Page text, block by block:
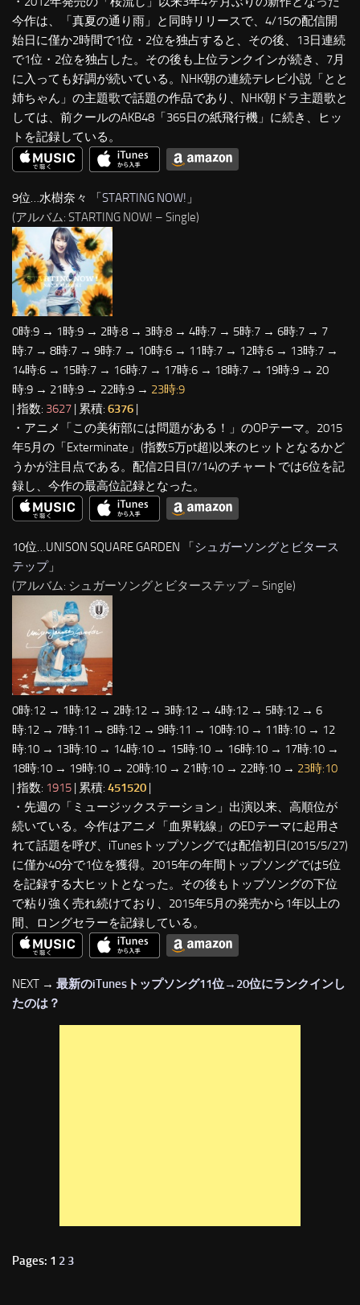
今作は、「真夏の通り雨」と同時リリースで、4/15の配信開
始日に僅か2時間で1位・2位を独占すると、その後、13日連続
で1位・2位を独占した。その後も上位ランクインが続き、7月
に入っても好調が続いている。NHK朝の連続テレビ小説「とと
姉ちゃん」の主題歌で話題の作品であり、NHK朝ドラ主題歌と
しては、前クールのAKB48「365日の紙飛行機」に続き、ヒッ
トを記録している。
9位…水樹奈々 「STARTING NOW! 」
(アルバム: STARTING NOW! – Single)
0時:9 → 1時:9 → 2時:8 → 3時:8 → 4時:7 → 5時:7 → 6時:7 → 7
時:7 → 8時:7 → 9時:7 → 10時:6 → 11時:7 → 12時:6 → 13時:7 →
14時:6 → 15時:7 → 16時:7 → 17時:6 → 18時:7 → 19時:9 → 20
時:9 → 21時:9 → 22時:9 → 23時:9
| 指数: 3627 | 累積: 6376 |
・アニメ「この美術部には問題がある！」のOPテーマ。2015
年5月の「Exterminate」(指数5万pt超)以来のヒットとなるかど
うかが注目点である。配信2日目(7/14)のチャートでは6位を記
録し、今作の最高位記録となった。
10位…UNISON SQUARE GARDEN 「シュガーソングとビタース
テップ」
(アルバム: シュガーソングとビターステップ – Single)
0時:12 → 1時:12 → 2時:12 → 3時:12 → 4時:12 → 5時:12 → 6
時:12 → 7時:11 → 8時:12 → 9時:11 → 10時:10 → 11時:10 → 12
時:10 → 13時:10 → 14時:10 → 15時:10 → 16時:10 → 17時:10 →
18時:10 → 19時:10 → 20時:10 → 21時:10 → 22時:10 → 23時:10
| 指数: 1915 | 累積: 451520 |
・先週の「ミュージックステーション」出演以来、高順位が
続いている。今作はアニメ「血界戦線」のEDテーマに起用さ
れて話題を呼び、iTunesトップソングでは配信初日(2015/5/27)
に僅か40分で1位を獲得。2015年の年間トップソングでは5位
を記録する大ヒットとなった。その後もトップソングの下位
で粘り強く売れ続けており、2015年5月の発売から1年以上の
間、ロングセラーを記録している。
NEXT → 最新のiTunesトップソング11位→20位にランクインし
たのは？
Pages: 1 2 3